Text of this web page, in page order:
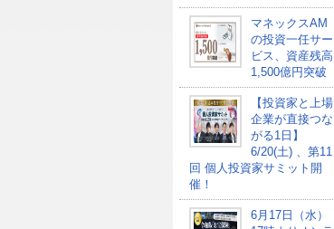
マネックスAM
の投資一任サー
ビス、資産残高
1,500億円突破
【投資家と上場
企業が直接つな
がる1日】
6/20(土) 、第11
回 個人投資家サミット開
催！
6月17日（水）